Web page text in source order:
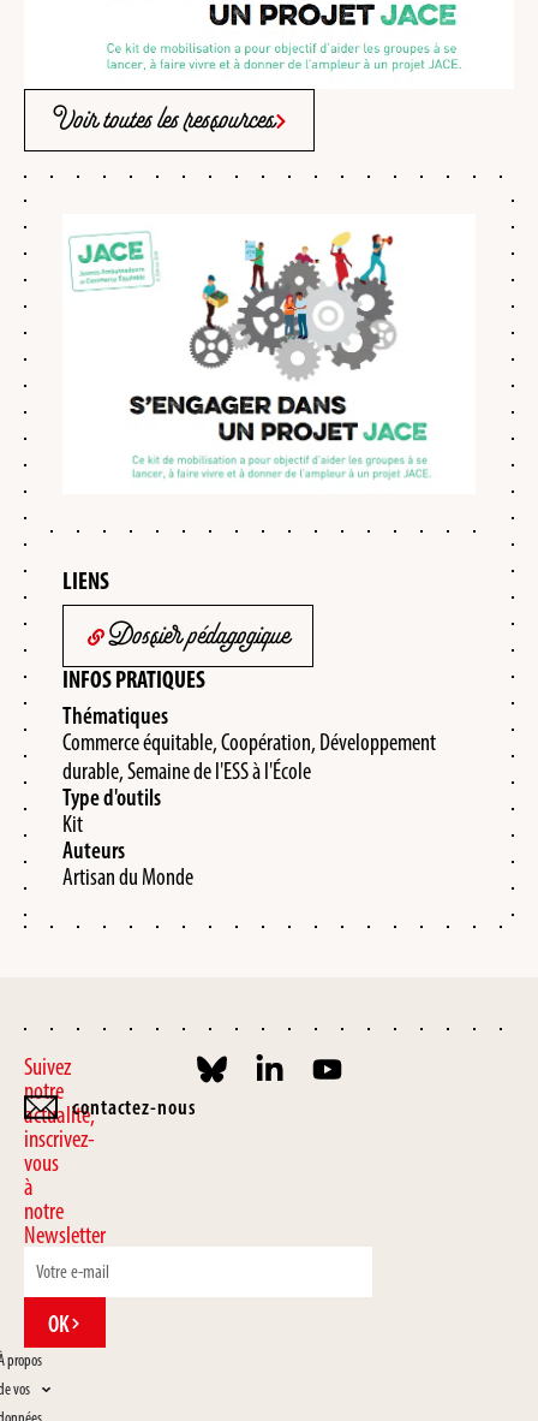
Voir toutes les ressources
LIENS
Dossier pédagogique
INFOS PRATIQUES
Thématiques
Commerce équitable, Coopération, Développement
durable, Semaine de l'ESS à l'École
Type d'outils
Kit
Auteurs
Artisan du Monde
Suivez
notre
actualité,
inscrivez-
vous
à
notre
Newsletter
OK
propos
vos
contactez-nous